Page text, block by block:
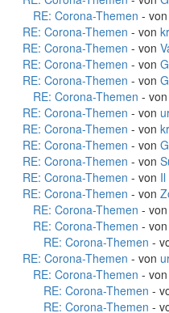
RE: Corona-Themen - von
RE: Corona-Themen - von
RE: Corona-Themen - von
RE: Corona-Themen - von
RE: Corona-Themen - von
RE: Corona-Themen - von
RE: Corona-Themen - von
RE: Corona-Themen - von
RE: Corona-Themen - von
RE: Corona-Themen - von
RE: Corona-Themen - von
RE: Corona-Themen - von
RE: Corona-Themen - von
RE: Corona-Themen - von
RE: Corona-Themen -
RE: Corona-Themen - von
RE: Corona-Themen - von
RE: Corona-Themen -
RE: Corona-Themen -